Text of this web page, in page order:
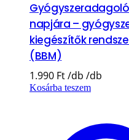
napjára –
kiegészítők
(BBM)
1.990 Ft
Kosárba teszem